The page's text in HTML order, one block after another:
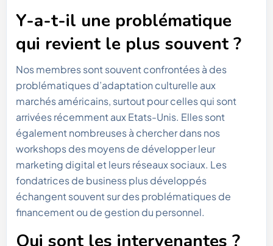
Y-a-t-il une problématique
qui revient le plus souvent ?
Nos membres sont souvent confrontées à des
problématiques d’adaptation culturelle aux
marchés américains, surtout pour celles qui sont
arrivées récemment aux Etats-Unis. Elles sont
également nombreuses à chercher dans nos
workshops des moyens de développer leur
marketing digital et leurs réseaux sociaux. Les
fondatrices de business plus développés
échangent souvent sur des problématiques de
financement ou de gestion du personnel.
Qui sont les intervenantes ?